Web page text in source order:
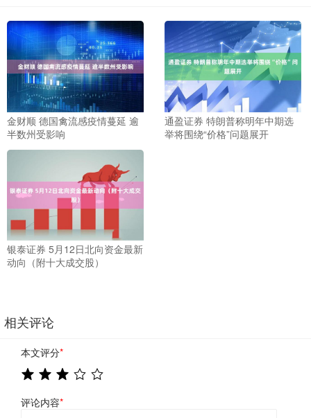
金财顺 德国禽流感疫情蔓延 逾
半数州受影响
通盈证券 特朗普称明年中期选
举将围绕“价格”问题展开
银泰证券 5月12日北向资金最新
动向（附十大成交股）
相关评论
本文评分*
评论内容*